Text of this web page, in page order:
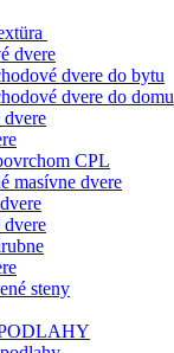
dvere
dvere do bytu
dvere do domu
CPL
masívne dvere
dvere
steny